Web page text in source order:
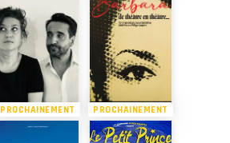
PROCHAINEMENT PROCHAINEMENT